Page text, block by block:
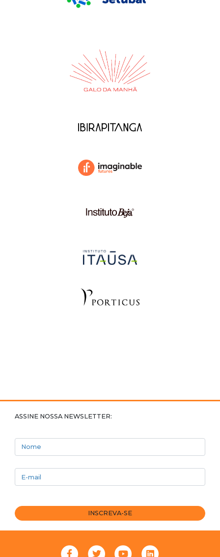
ASSINE NOSSA NEWSLETTER:
INSCREVA-SE